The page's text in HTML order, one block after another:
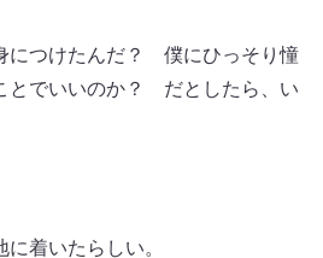
につけたんだ？ 僕にひっそり憧
とでいいのか？ だとしたら、い
着いたらしい。